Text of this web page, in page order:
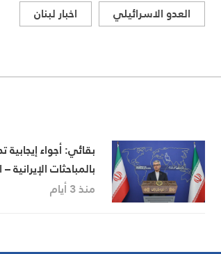
العدو الاسرائيلي
اخبار لبنان
بقائي: أجواء إيجابية
بالمباحثات الإيرانية
بشأن تنظيم الملاحة
منذ 3 أيام